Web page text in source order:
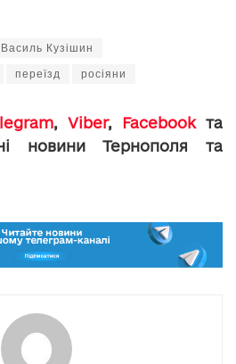
Василь Кузішин
переїзд росіяни
, Viber, Facebookта
новини Тернополя та